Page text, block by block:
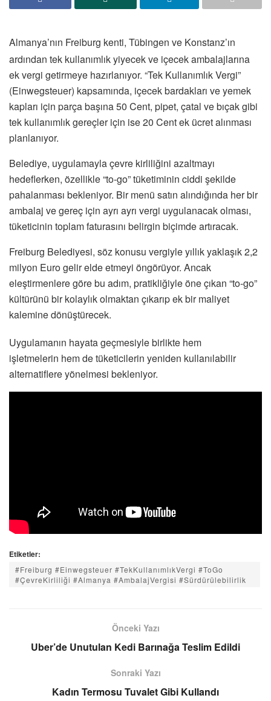
Almanya’nın Freiburg kenti, Tübingen ve Konstanz’ın
ardından tek kullanımlık yiyecek ve içecek ambalajlarına
ek vergi getirmeye hazırlanıyor. “Tek Kullanımlık Vergi”
(Einwegsteuer) kapsamında, içecek bardakları ve yemek
kapları için parça başına 50 Cent, pipet, çatal ve bıçak gibi
tek kullanımlık gereçler için ise 20 Cent ek ücret alınması
planlanıyor.
Belediye, uygulamayla çevre kirliliğini azaltmayı
hedeflerken, özellikle “to-go” tüketiminin ciddi şekilde
pahalanması bekleniyor. Bir menü satın alındığında her bir
ambalaj ve gereç için ayrı ayrı vergi uygulanacak olması,
tüketicinin toplam faturasını belirgin biçimde artıracak.
Freiburg Belediyesi, söz konusu vergiyle yıllık yaklaşık 2,2
milyon Euro gelir elde etmeyi öngörüyor. Ancak
eleştirmenlere göre bu adım, pratikliğiyle öne çıkan “to-go”
kültürünü bir kolaylık olmaktan çıkarıp ek bir maliyet
kalemine dönüştürecek.
Uygulamanın hayata geçmesiyle birlikte hem
işletmelerin hem de tüketicilerin yeniden kullanılabilir
alternatiflere yönelmesi bekleniyor.
Etiketler:
#Freiburg #Einwegsteuer #TekKullanımlıkVergi #ToGo
#ÇevreKirliliği #Almanya #AmbalajVergisi #Sürdürülebilirlik
Önceki Yazı
Uber’de Unutulan Kedi Barınağa Teslim Edildi
Sonraki Yazı
Kadın Termosu Tuvalet Gibi Kullandı